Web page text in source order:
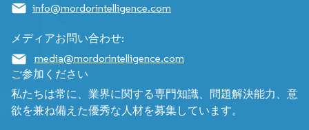
info@mordorintelligence.com
メディアお問い合わせ:
media@mordorintelligence.com
ご参加ください
私たちは常に、業界に関する専門知識、問題解決能力、意
欲を兼ね備えた優秀な人材を募集しています。